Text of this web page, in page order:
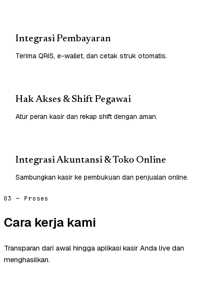
Integrasi Pembayaran
Terima QRIS, e-wallet, dan cetak struk otomatis.
Hak Akses & Shift Pegawai
Atur peran kasir dan rekap shift dengan aman.
Integrasi Akuntansi & Toko Online
Sambungkan kasir ke pembukuan dan penjualan online.
03 — Proses
Cara kerja kami
Transparan dari awal hingga aplikasi kasir Anda live dan
menghasilkan.